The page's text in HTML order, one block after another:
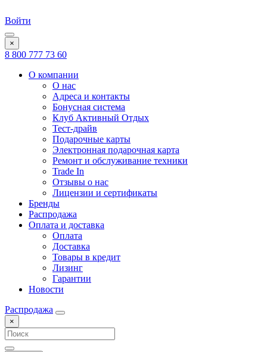
Войти
×
8 800 777 73 60
О компании
О нас
Адреса и контакты
Бонусная система
Клуб Активный Отдых
Тест-драйв
Подарочные карты
Электронная подарочная карта
Ремонт и обслуживание техники
Trade In
Отзывы о нас
Лицензии и сертификаты
Бренды
Распродажа
Оплата и доставка
Оплата
Доставка
Товары в кредит
Лизинг
Гарантии
Новости
Распродажа
×